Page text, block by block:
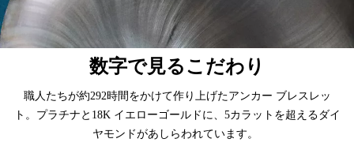
数字で見るこだわり
職人たちが約292時間をかけて作り上げたアンカー ブレスレッ
ト。プラチナと18K イエローゴールドに、5カラットを超えるダイ
ヤモンドがあしらわれています。